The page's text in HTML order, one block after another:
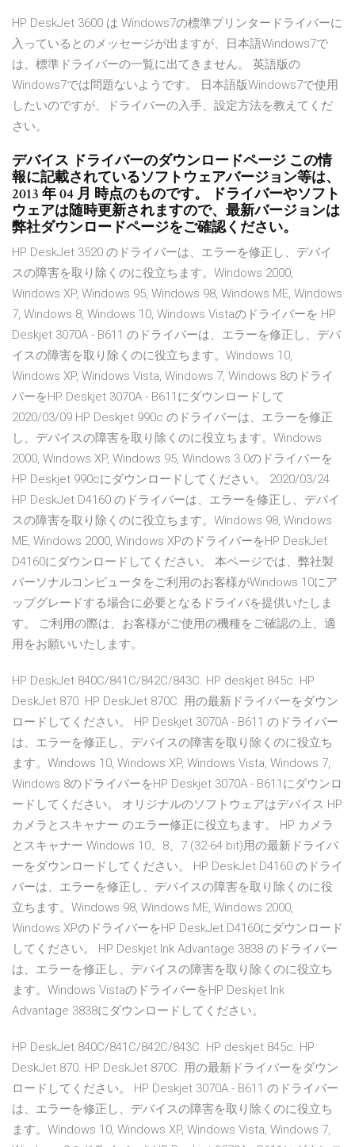
HP DeskJet 3600 は Windows7の標準プリンタードライバーに
入っているとのメッセージが出ますが、日本語Windows7で
は、標準ドライバーの一覧に出てきません。 英語版の
Windows7では問題ないようです。 日本語版Windows7で使用
したいのですが、ドライバーの入手、設定方法を教えてくだ
さい。
デバイス ドライバーのダウンロードページ この情
報に記載されているソフトウェアバージョン等は、
2013 年 04 月 時点のものです。 ドライバーやソフト
ウェアは随時更新されますので、最新バージョンは
弊社ダウンロードページをご確認ください。
HP DeskJet 3520 のドライバーは、エラーを修正し、デバイ
スの障害を取り除くのに役立ちます。Windows 2000,
Windows XP, Windows 95, Windows 98, Windows ME, Windows
7, Windows 8, Windows 10, Windows Vistaのドライバーを HP
Deskjet 3070A - B611 のドライバーは、エラーを修正し、デバ
イスの障害を取り除くのに役立ちます。Windows 10,
Windows XP, Windows Vista, Windows 7, Windows 8のドライ
バーをHP Deskjet 3070A - B611にダウンロードして
2020/03/09 HP Deskjet 990c のドライバーは、エラーを修正
し、デバイスの障害を取り除くのに役立ちます。Windows
2000, Windows XP, Windows 95, Windows 3.0のドライバーを
HP Deskjet 990cにダウンロードしてください。 2020/03/24
HP DeskJet D4160 のドライバーは、エラーを修正し、デバイ
スの障害を取り除くのに役立ちます。Windows 98, Windows
ME, Windows 2000, Windows XPのドライバーをHP DeskJet
D4160にダウンロードしてください。 本ページでは、弊社製
パーソナルコンピュータをご利用のお客様がWindows 10にア
ップグレードする場合に必要となるドライバを提供いたしま
す。 ご利用の際は、お客様がご使用の機種をご確認の上、適
用をお願いいたします。
HP DeskJet 840C/841C/842C/843C. HP deskjet 845c. HP
DeskJet 870. HP DeskJet 870C. 用の最新ドライバーをダウン
ロードしてください。 HP Deskjet 3070A - B611 のドライバー
は、エラーを修正し、デバイスの障害を取り除くのに役立ち
ます。Windows 10, Windows XP, Windows Vista, Windows 7,
Windows 8のドライバーをHP Deskjet 3070A - B611にダウンロ
ードしてください。 オリジナルのソフトウェアはデバイス HP
カメラとスキャナー のエラー修正に役立ちます。 HP カメラ
とスキャナー Windows 10、8、7 (32-64 bit)用の最新ドライバ
ーをダウンロードしてください。 HP DeskJet D4160 のドライ
バーは、エラーを修正し、デバイスの障害を取り除くのに役
立ちます。Windows 98, Windows ME, Windows 2000,
Windows XPのドライバーをHP DeskJet D4160にダウンロード
してください。 HP Deskjet Ink Advantage 3838 のドライバー
は、エラーを修正し、デバイスの障害を取り除くのに役立ち
ます。Windows VistaのドライバーをHP Deskjet Ink
Advantage 3838にダウンロードしてください。
HP DeskJet 840C/841C/842C/843C. HP deskjet 845c. HP
DeskJet 870. HP DeskJet 870C. 用の最新ドライバーをダウン
ロードしてください。 HP Deskjet 3070A - B611 のドライバー
は、エラーを修正し、デバイスの障害を取り除くのに役立ち
ます。Windows 10, Windows XP, Windows Vista, Windows 7,